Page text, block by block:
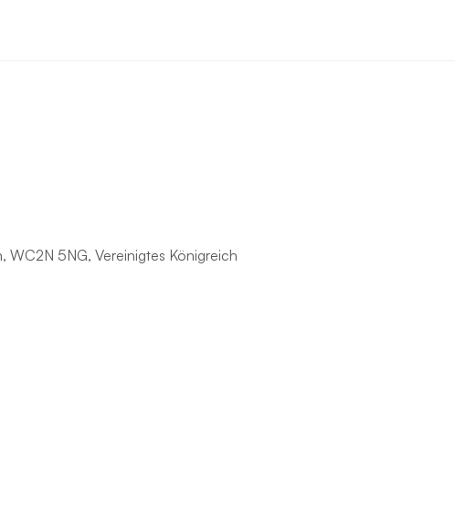
WC2N 5NG, Vereinigtes Königreich